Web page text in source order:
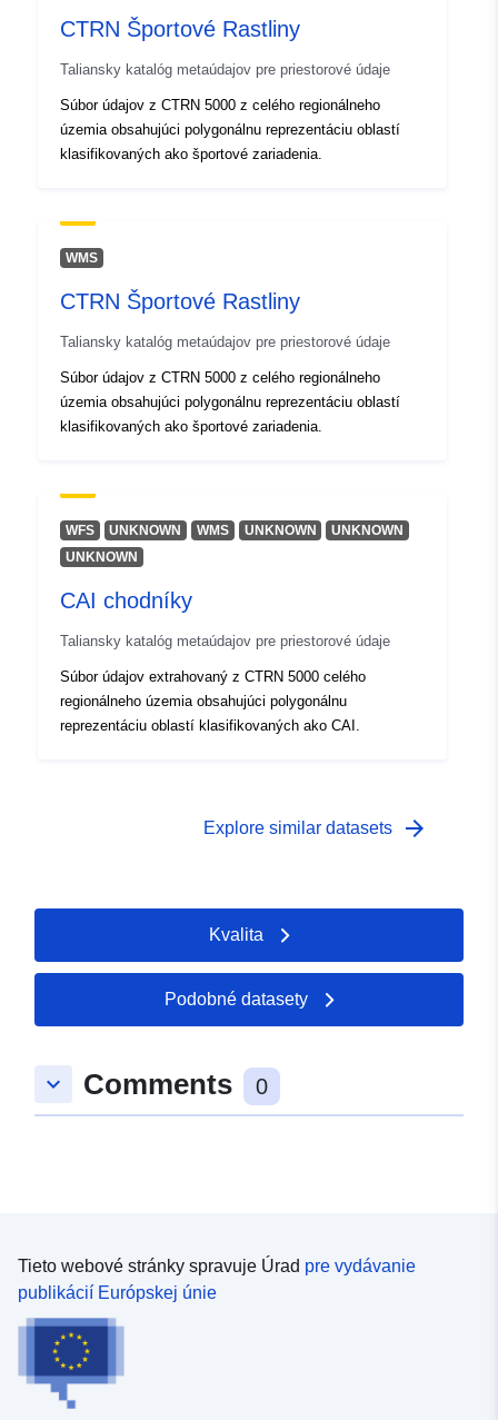
Identifikátory: r_friuve:m7881-cc-i9832
m7881-cc-i9832
CTRN Športové Rastliny
Taliansky katalóg metaúdajov pre priestorové údaje
Súbor údajov z CTRN 5000 z celého regionálneho
územia obsahujúci polygonálnu reprezentáciu oblastí
klasifikovaných ako športové zariadenia.
WMS
CTRN Športové Rastliny
Taliansky katalóg metaúdajov pre priestorové údaje
Súbor údajov z CTRN 5000 z celého regionálneho
územia obsahujúci polygonálnu reprezentáciu oblastí
klasifikovaných ako športové zariadenia.
WFS UNKNOWN WMS UNKNOWN
UNKNOWN
UNKNOWN
CAI chodníky
Taliansky katalóg metaúdajov pre priestorové údaje
Súbor údajov extrahovaný z CTRN 5000 celého
regionálneho územia obsahujúci polygonálnu
reprezentáciu oblastí klasifikovaných ako CAI.
Explore similar datasets arrow_forward
Kvalita
Podobné datasety
keyboard_arrow_down Comments 0
Tieto webové stránky spravuje Úrad pre vydávanie
publikácií Európskej únie